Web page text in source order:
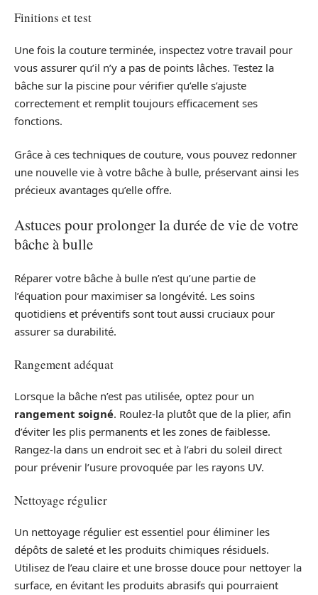
Finitions et test
Une fois la couture terminée, inspectez votre travail pour
vous assurer qu’il n’y a pas de points lâches. Testez la
bâche sur la piscine pour vérifier qu’elle s’ajuste
correctement et remplit toujours efficacement ses
fonctions.
Grâce à ces techniques de couture, vous pouvez redonner
une nouvelle vie à votre bâche à bulle, préservant ainsi les
précieux avantages qu’elle offre.
Astuces pour prolonger la durée de vie de votre
bâche à bulle
Réparer votre bâche à bulle n’est qu’une partie de
l’équation pour maximiser sa longévité. Les soins
quotidiens et préventifs sont tout aussi cruciaux pour
assurer sa durabilité.
Rangement adéquat
Lorsque la bâche n’est pas utilisée, optez pour un
rangement soigné. Roulez-la plutôt que de la plier, afin
d’éviter les plis permanents et les zones de faiblesse.
Rangez-la dans un endroit sec et à l’abri du soleil direct
pour prévenir l’usure provoquée par les rayons UV.
Nettoyage régulier
Un nettoyage régulier est essentiel pour éliminer les
dépôts de saleté et les produits chimiques résiduels.
Utilisez de l’eau claire et une brosse douce pour nettoyer la
surface, en évitant les produits abrasifs qui pourraient